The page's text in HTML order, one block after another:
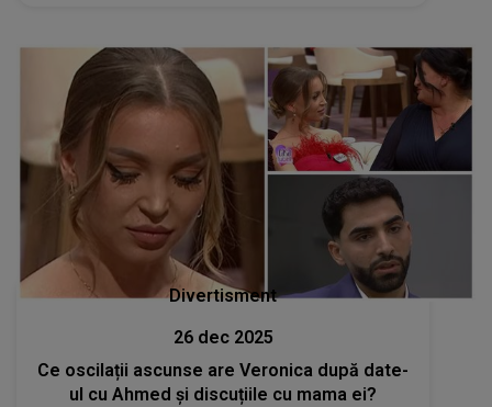
Divertisment
26 dec 2025
Ce oscilații ascunse are Veronica după date-
ul cu Ahmed și discuțiile cu mama ei?